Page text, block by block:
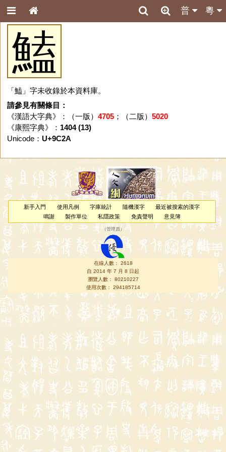
粵
普
鰪
「鰪」字未收錄於本資料庫。
請參見有關條目：
《漢語大字典》：（一版） 4705；（二版） 5020
《康熙字典》： 1404 (13)
Unicode： U+9C2A
新手入門 使用凡例 字庫統計 隨機漢字
最近被搜索的漢字
鳴謝
製作單位 私隱政策 免責聲明 意見簿
（管理員 ）
在線人數： 2618
自 2014 年 7 月 8 日起
瀏覽人數： 80210227
使用次數： 294185714